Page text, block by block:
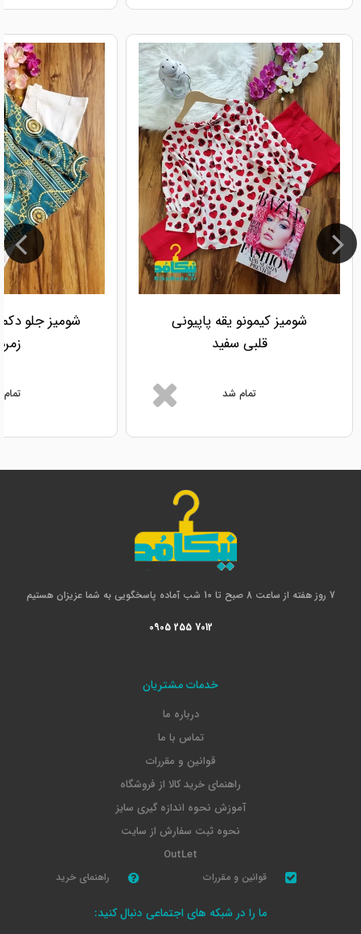
شومیز کیمونو یقه پاپیونی
قلبی سفید
تمام شد
شومیز جلو
7 روز هفته از ساعت 8 صبح تا 10 شب آماده پاسخگویی به شما عزیزان هستیم
0905 255 7012
خدمات مشتریان
درباره ما
تماس با ما
قوانین و مقررات
راهنمای خرید کالا از فروشگاه
آموزش نحوه اندازه گیری سایز
نحوه ثبت سفارش از سایت
OutLet
قوانین و مقررات راهنمای خرید
ما را در شبکه های اجتماعی دنبال کنید: